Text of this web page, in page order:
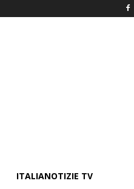
ITALIANOTIZIE TV